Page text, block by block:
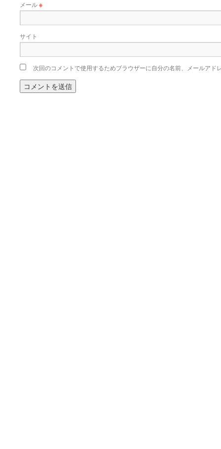
メール※
サイト
次回のコメントで使用するためブラウザーに自分の名前、メールアド